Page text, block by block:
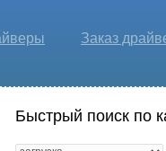
Заказ
Быстрый поиск по